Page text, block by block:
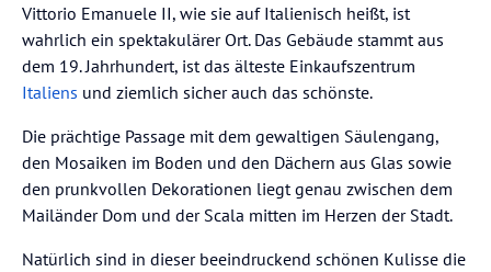
Vittorio Emanuele II, wie sie auf Italienisch heißt, ist
wahrlich ein spektakulärer Ort. Das Gebäude stammt aus
dem 19. Jahrhundert, ist das älteste Einkaufszentrum
Italiens und ziemlich sicher auch das schönste.
Die prächtige Passage mit dem gewaltigen Säulengang,
den Mosaiken im Boden und den Dächern aus Glas sowie
den prunkvollen Dekorationen liegt genau zwischen dem
Mailänder Dom und der Scala mitten im Herzen der Stadt.
Natürlich sind in dieser beeindruckend schönen Kulisse die